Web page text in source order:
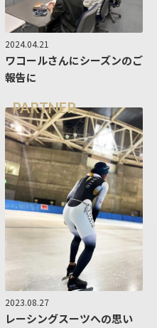
2024.04.21
ワコールさんにシーズンのご
報告に
PARTNER
2023.08.27
レーシングスーツへの思い